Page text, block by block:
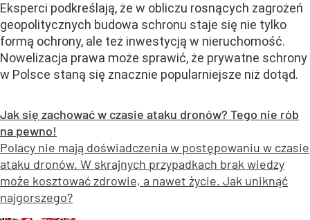
Eksperci podkreślają, że w obliczu rosnących zagrożeń
geopolitycznych budowa schronu staje się nie tylko
formą ochrony, ale też inwestycją w nieruchomość.
Nowelizacja prawa może sprawić, że prywatne schrony
w Polsce staną się znacznie popularniejsze niż dotąd.
Jak się zachować w czasie ataku dronów? Tego nie rób
na pewno!
Polacy nie mają doświadczenia w postępowaniu w czasie
ataku dronów. W skrajnych przypadkach brak wiedzy
może kosztować zdrowie, a nawet życie. Jak uniknąć
najgorszego?